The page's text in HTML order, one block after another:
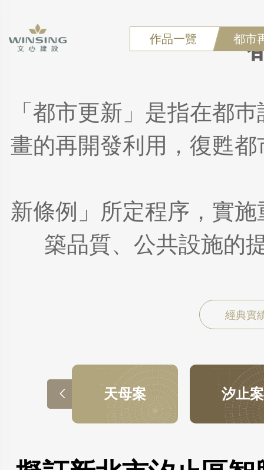
作品一覽 都市
「都市更新」是指在都
畫的再開發利用，復甦
新條例」所定程序，實
築品質、公共設施的
經典實
天母案 汐止案
